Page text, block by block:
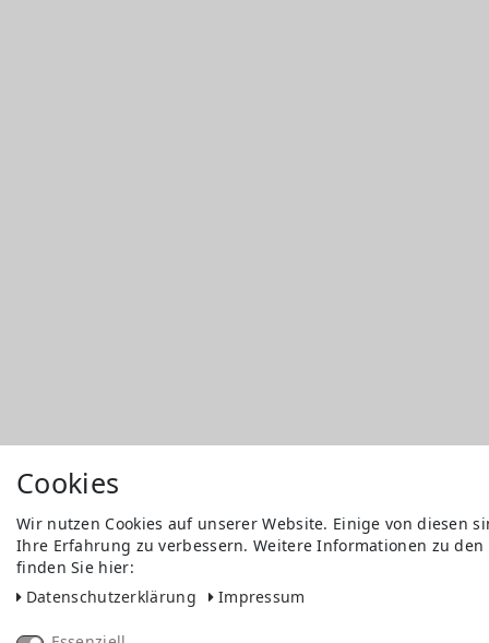
Cookies
Wir nutzen Cookies auf unserer Website. Einige von diesen
Ihre Erfahrung zu verbessern. Weitere Informationen zu
finden Sie hier:
Daten­schutz­erklärung
Impressum